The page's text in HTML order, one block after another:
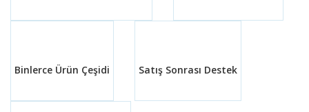
Binlerce Ürün Çeşidi Satış Sonrası Destek